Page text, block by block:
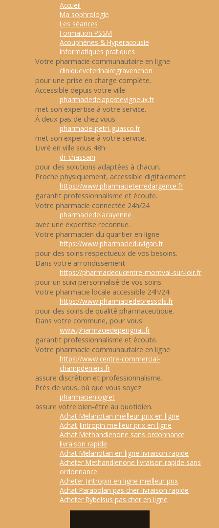
Accueil
Ma sophrologie
Les séances
Formation PSSM
Acouphènes & Hyperacousie
Informatiques pratiques
Votre pharmacie communautaire en ligne
cliniqueveterinairegravenchon
pour une prise en charge complète.
Accessible depuis votre ville
pharmaciedelapostevigneux.fr
met son expertise à votre service.
À deux pas de chez vous
pharmacie-petri-guasco.fr
met son expertise à votre service.
Livré en ville sous 48h
dr-chassain
pour des solutions adaptées à chacun.
Proche physiquement, accessible digitalement
https://www.pharmacieterredargence.fr
garantit professionnalisme et écoute.
Votre pharmacie connectée 24h/24
pharmaciedelacayenne
avec une expertise reconnue.
Votre pharmacien du quartier en ligne
https://www.pharmacieduvigan.fr
pour des soins respectueux de vos besoins.
Dans votre arrondissement
https://pharmacieducentre-montval-sur-loir.fr
pour un suivi personnalisé de vos soins.
Votre pharmacie locale accessible 24h/24
https://www.pharmaciedebressols.fr
pour des soins de qualité pharmaceutique.
Dans votre commune, pour vous
www.pharmaciedeperignat.fr
garantit professionnalisme et écoute.
Votre pharmacie communautaire en ligne
https://www.centre-commercial-
champdeniers.fr
assure discrétion et professionnalisme.
Près de vous, où que vous soyez
pharmacieniogret
assure votre bien-être au quotidien.
Achat Melanotan meilleur prix en ligne
Achat Jintropin meilleur prix en ligne
Achat Methandienone sans ordonnance
livraison rapide
Achat Melanotan en ligne livraison rapide
Acheter Methandienone livraison rapide sans
ordonnance
Acheter Jintropin en ligne meilleur prix
Achat Parabolan pas cher livraison rapide
Acheter Rybelsus pas cher en ligne